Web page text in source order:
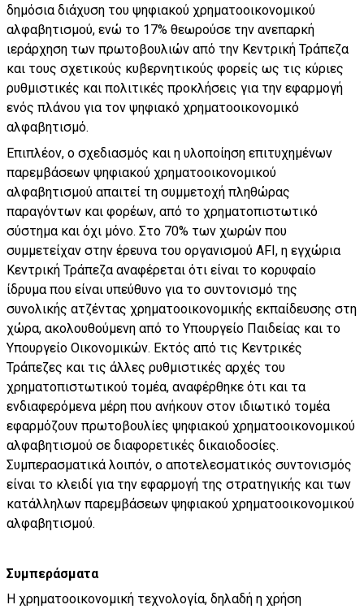
δημόσια διάχυση του ψηφιακού χρηματοοικονομικού
αλφαβητισμού, ενώ το 17% θεωρούσε την ανεπαρκή
ιεράρχηση των πρωτοβουλιών από την Κεντρική Τράπεζα
και τους σχετικούς κυβερνητικούς φορείς ως τις κύριες
ρυθμιστικές και πολιτικές προκλήσεις για την εφαρμογή
ενός πλάνου για τον ψηφιακό χρηματοοικονομικό
αλφαβητισμό.
Επιπλέον, ο σχεδιασμός και η υλοποίηση επιτυχημένων
παρεμβάσεων ψηφιακού χρηματοοικονομικού
αλφαβητισμού απαιτεί τη συμμετοχή πληθώρας
παραγόντων και φορέων, από το χρηματοπιστωτικό
σύστημα και όχι μόνο. Στο 70% των χωρών που
συμμετείχαν στην έρευνα του οργανισμού AFI, η εγχώρια
Κεντρική Τράπεζα αναφέρεται ότι είναι το κορυφαίο
ίδρυμα που είναι υπεύθυνο για το συντονισμό της
συνολικής ατζέντας χρηματοοικονομικής εκπαίδευσης στη
χώρα, ακολουθούμενη από το Υπουργείο Παιδείας και το
Υπουργείο Οικονομικών. Εκτός από τις Κεντρικές
Τράπεζες και τις άλλες ρυθμιστικές αρχές του
χρηματοπιστωτικού τομέα, αναφέρθηκε ότι και τα
ενδιαφερόμενα μέρη που ανήκουν στον ιδιωτικό τομέα
εφαρμόζουν πρωτοβουλίες ψηφιακού χρηματοοικονομικού
αλφαβητισμού σε διαφορετικές δικαιοδοσίες.
Συμπερασματικά λοιπόν, ο αποτελεσματικός συντονισμός
είναι το κλειδί για την εφαρμογή της στρατηγικής και των
κατάλληλων παρεμβάσεων ψηφιακού χρηματοοικονομικού
αλφαβητισμού.
Συμπεράσματα
Η χρηματοοικονομική τεχνολογία, δηλαδή η χρήση